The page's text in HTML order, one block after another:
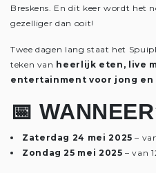
Breskens. En dit keer wordt het
gezelliger dan ooit!
Twee dagen lang staat het
teken van heerlijk eten, live
entertainment voor jong en
📅
Zaterdag 24 mei 2025 –
Zondag 25 mei 2025 – van